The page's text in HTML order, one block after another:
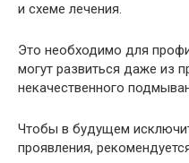
и схеме лечения.
Это необходимо для
могут развиться даже из
некачественного
Чтобы в будущем
проявления,